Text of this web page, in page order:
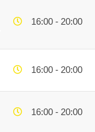
16:00 - 20:00
16:00 - 20:00
16:00 - 20:00